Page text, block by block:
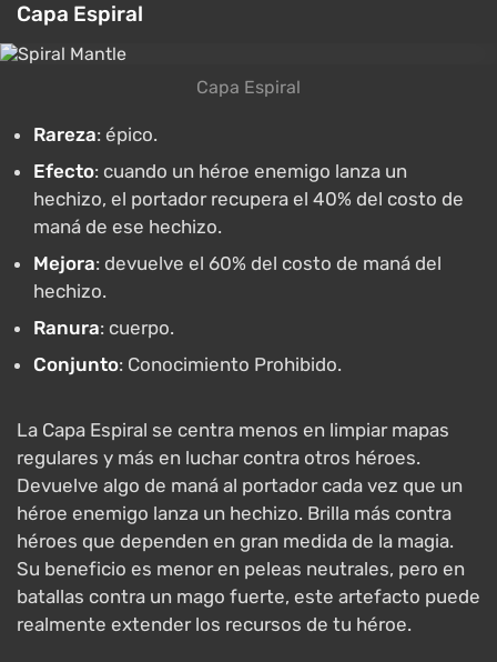
Capa Espiral
Capa Espiral
Rareza: épico.
Efecto: cuando un héroe enemigo lanza un
hechizo, el portador recupera el 40% del costo de
maná de ese hechizo.
Mejora: devuelve el 60% del costo de maná del
hechizo.
Ranura: cuerpo.
Conjunto: Conocimiento Prohibido.
La Capa Espiral se centra menos en limpiar mapas
regulares y más en luchar contra otros héroes.
Devuelve algo de maná al portador cada vez que un
héroe enemigo lanza un hechizo. Brilla más contra
héroes que dependen en gran medida de la magia.
Su beneficio es menor en peleas neutrales, pero en
batallas contra un mago fuerte, este artefacto puede
realmente extender los recursos de tu héroe.